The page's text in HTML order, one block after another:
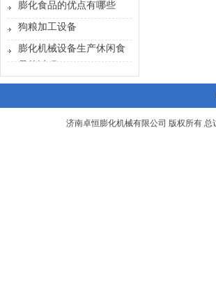
膨化食品的优点有哪些
狗粮加工设备
膨化机械设备生产休闲食
品的过程
济南卓恒膨化机械有限公司 版权所有 总